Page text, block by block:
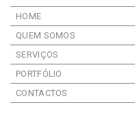
HOME
QUEM SOMOS
SERVIÇOS
PORTFÓLIO
CONTACTOS